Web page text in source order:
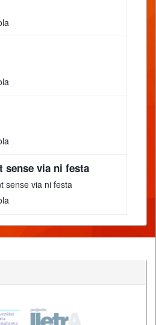
sense via ni festa
sense via ni festa